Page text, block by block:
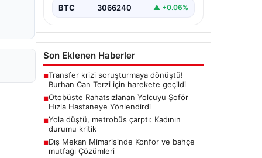
BTC 3066240 ▲ +0.06%
Son Eklenen Haberler
■Transfer krizi soruşturmaya dönüştü!
Burhan Can Terzi için harekete geçildi
■Otobüste Rahatsızlanan Yolcuyu Şoför
Hızla Hastaneye Yönlendirdi
■Yola düştü, metrobüs çarptı: Kadının
durumu kritik
■Dış Mekan Mimarisinde Konfor ve bahçe
mutfağı Çözümleri